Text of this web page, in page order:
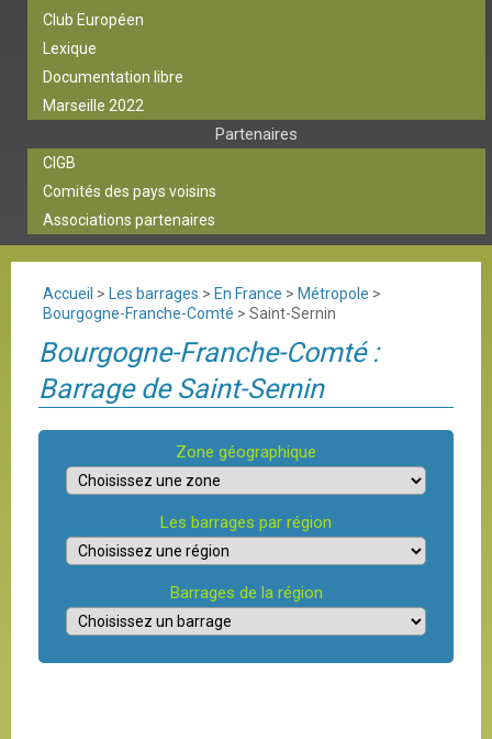
Club Européen
Lexique
Documentation libre
Marseille 2022
Partenaires
CIGB
Comités des pays voisins
Associations partenaires
Accueil > Les barrages > En France > Métropole >
Bourgogne-Franche-Comté > Saint-Sernin
Bourgogne-Franche-Comté :
Barrage de Saint-Sernin
Zone géographique
Les barrages par région
Barrages de la région